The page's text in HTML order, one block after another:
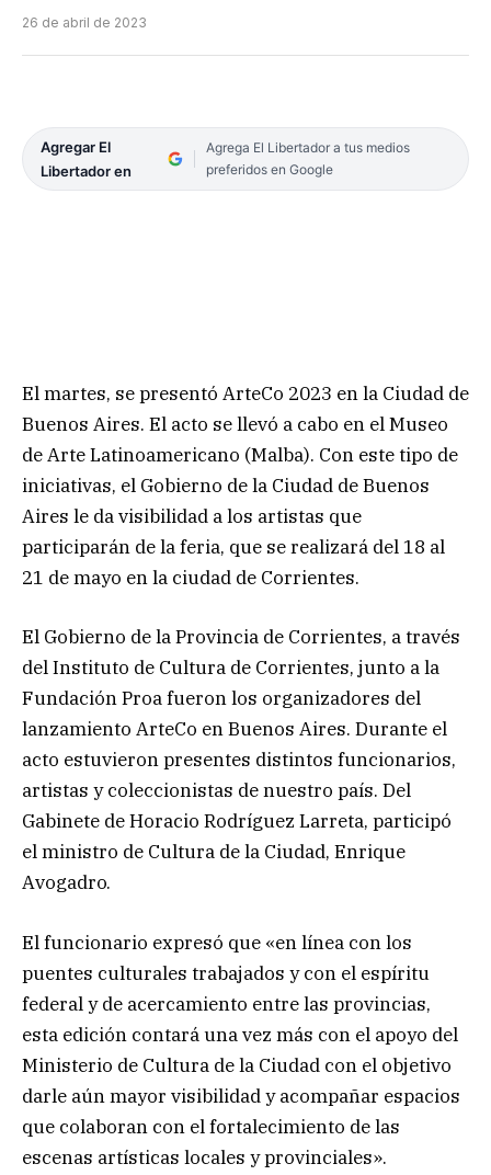
26 de abril de 2023
Agregar El
Libertador en
Agrega El Libertador a tus medios
preferidos en Google
El martes, se presentó ArteCo 2023 en la Ciudad de
Buenos Aires. El acto se llevó a cabo en el Museo
de Arte Latinoamericano (Malba). Con este tipo de
iniciativas, el Gobierno de la Ciudad de Buenos
Aires le da visibilidad a los artistas que
participarán de la feria, que se realizará del 18 al
21 de mayo en la ciudad de Corrientes.
El Gobierno de la Provincia de Corrientes, a través
del Instituto de Cultura de Corrientes, junto a la
Fundación Proa fueron los organizadores del
lanzamiento ArteCo en Buenos Aires. Durante el
acto estuvieron presentes distintos funcionarios,
artistas y coleccionistas de nuestro país. Del
Gabinete de Horacio Rodríguez Larreta, participó
el ministro de Cultura de la Ciudad, Enrique
Avogadro.
El funcionario expresó que «en línea con los
puentes culturales trabajados y con el espíritu
federal y de acercamiento entre las provincias,
esta edición contará una vez más con el apoyo del
Ministerio de Cultura de la Ciudad con el objetivo
darle aún mayor visibilidad y acompañar espacios
que colaboran con el fortalecimiento de las
escenas artísticas locales y provinciales».